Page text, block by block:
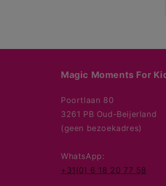
Magic Moments For
Poortlaan 80
3261 PB Oud-Beijerland
(geen bezoekadres)
WhatsApp:
+31(0) 6 18 20 77 58